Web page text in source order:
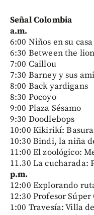
Señal Colombia
a.m.
6:00 Niños en su casa
6:30 Between the
7:00 Caillou
7:30 Barney y sus
8:00 Back yardigans
8:30 Pocoyo
9:00 Plaza Sésamo
9:30 Doodlebops
10:00 Kikirikí:
10:30 Bindi, la niña
11:00 El zoológico:
11.30 La cucharada:
p.m.
12:00 Explorando
12:30 Profesor Súper
1:00 Travesía: Villa